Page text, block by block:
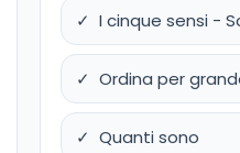
✓ I cinque sensi -
✓ Ordina per
✓ Quanti sono